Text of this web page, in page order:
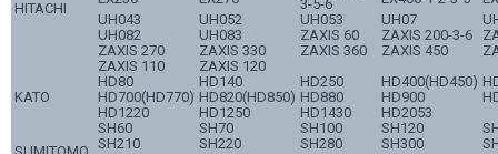
HITACHI 3-5-6
UH043
UH052 UH053 UH07
UH082
UH083 ZAXIS 60 ZAXIS 200-3-6
ZAXIS 270
ZAXIS 330 ZAXIS 360 ZAXIS 450
ZAXIS 110
ZAXIS 120
KATO
HD80 HD140 HD250 HD400(HD450)
HD700(HD770) HD820(HD850) HD880 HD900
HD1220
HD1250 HD1430 HD2053
SH60 SH70 SH100 SH120
SH210
SH220 SH280 SH300